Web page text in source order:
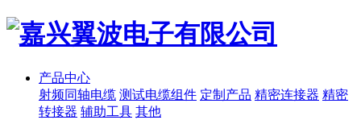
产品中心
射频同轴电缆 测试电缆组件 定制产品 精密连接器 精密
转接器 辅助工具 其他